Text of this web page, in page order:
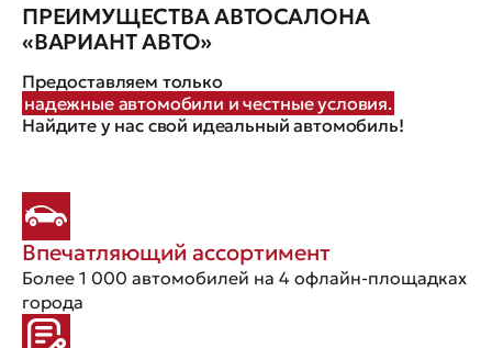
ПРЕИМУЩЕСТВА АВТОСАЛОНА
«ВАРИАНТ АВТО»
Предоставляем только
надежные автомобили и честные условия.
Найдите у нас свой идеальный автомобиль!
Впечатляющий ассортимент
Более 1 000 автомобилей на 4 офлайн-площадках
города